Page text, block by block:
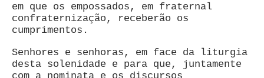
em que os empossados, em fraternal
confraternização, receberão os
cumprimentos.
Senhores e senhoras, em face da liturgia
desta solenidade e para que, juntamente